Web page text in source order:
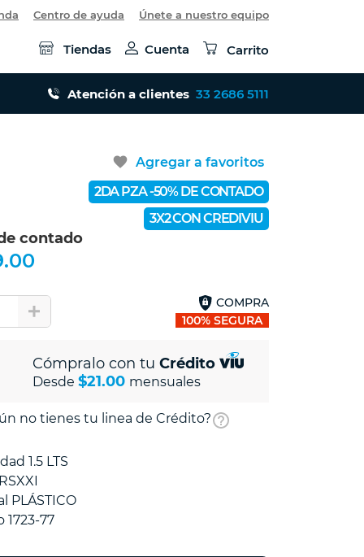
Centro de ayuda Únete a nuestro equipo
Tiendas Cuenta Carrito
Atención a clientes 33 2686 5111
favorite Agregar a favoritos
contado
2DA PZA -50% DE CONTADO
3X2 CON CREDIVIU
COMPRA
100% SEGURA
Cómpralo con tu Crédito
Desde $21.00 mensuales
no tienes tu linea de Crédito?
1.5 LTS
PLÁSTICO
1723-77